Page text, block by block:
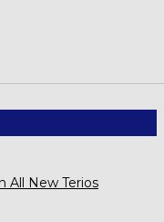
All New Terios